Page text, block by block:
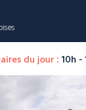
du jour : 10h -